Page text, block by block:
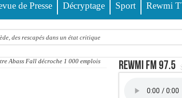
de Presse Décryptage Sport Rewmi
des rescapés dans un état critique
Ba en tournée, un important lot de matériels sanitaire octroyé
Abass Fall décroche 1 000 emplois Rewmi FM 97.5